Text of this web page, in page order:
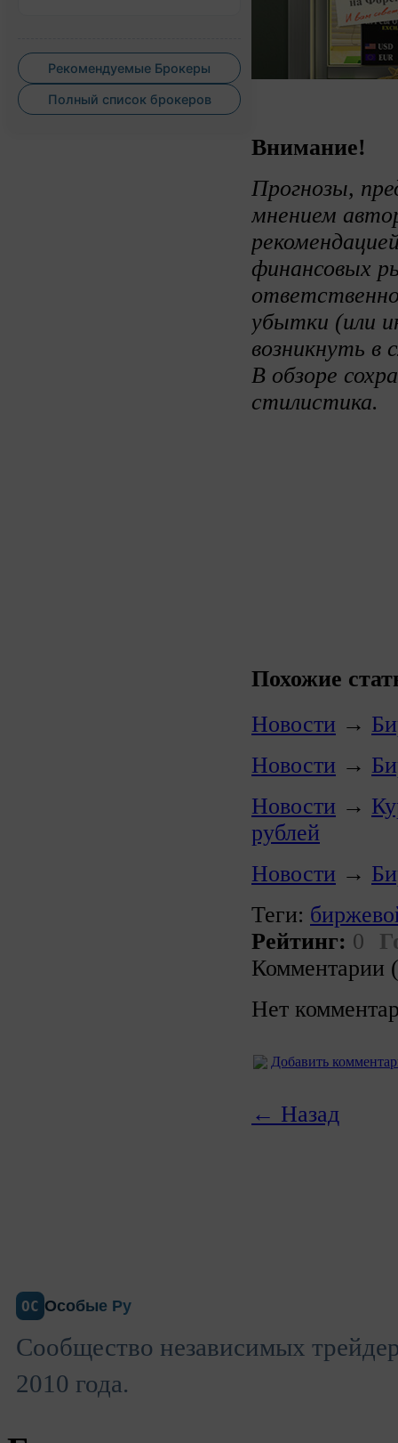
Рекомендуемые Брокеры
Полный список брокеров
Внимание!
Прогнозы,
мнением
финансовых
убытки (или
возникнуть в
В обзоре
стилистика.
Похожие
Новости →
Новости →
Новости →
рублей
Новости →
Теги:
Рейтинг: 0
Комментарии
Нет
Добавить
← Назад
ОС Особые Ру
Сообщество независимых
2010 года.